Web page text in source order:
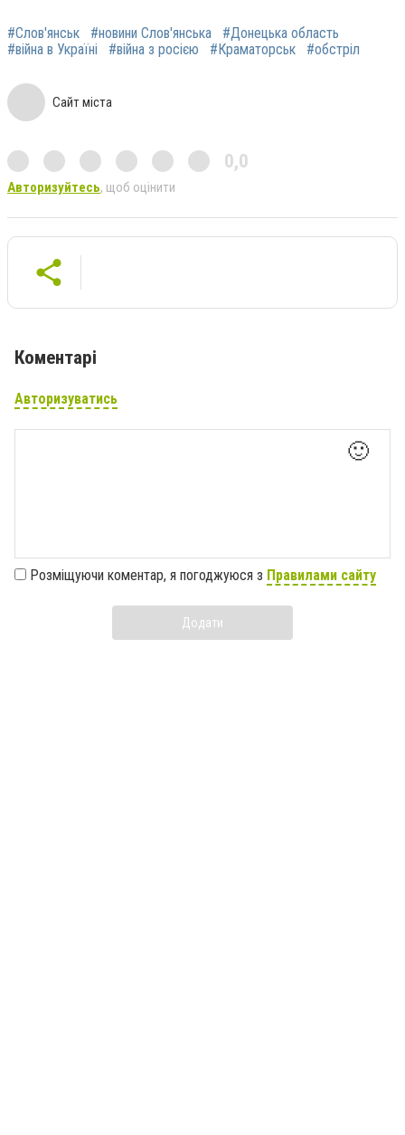
#Слов'янськ #новини Слов'янська
#Донецька область
#війна в Україні
#війна з росією #Краматорськ #обстріл
Сайт міста
0,0
Авторизуйтесь, щоб оцінити
Коментарі
Авторизуватись
🙂
Розміщуючи коментар, я погоджуюся з Правилами сайту
Додати